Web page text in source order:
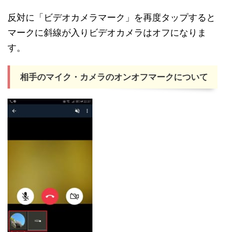
反対に「ビデオカメラマーク」を再度タップすると
マークに斜線が入りビデオカメラはオフになりま
す。
相手のマイク・カメラのオンオフマークについて